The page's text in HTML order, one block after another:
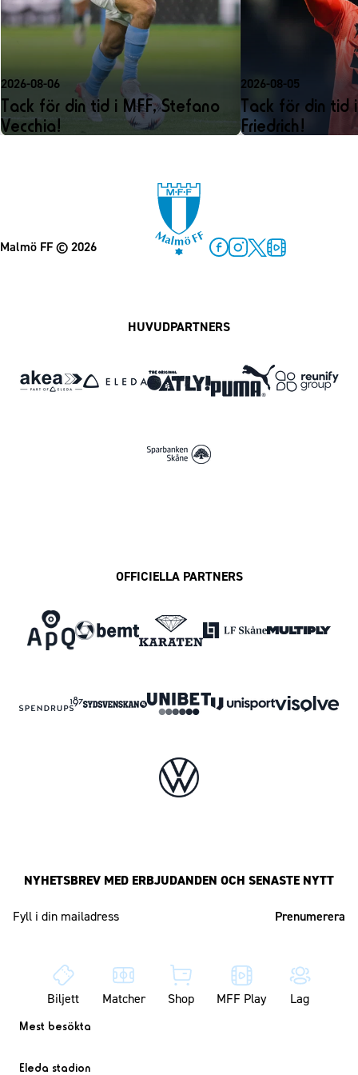
2026-08-06
Tack för din tid i MFF, Stefano
Vecchia!
2026-08-05
Tack för din tid
Friedrich!
Malmö FF© 2026
HUVUDPARTNERS
OFFICIELLA PARTNERS
NYHETSBREV MED ERBJUDANDEN OCH SENASTE NYTT
Biljett Matcher Shop MFF Play Lag
Mest besökta
Eleda stadion